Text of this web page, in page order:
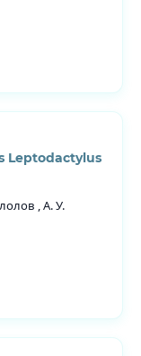
Leptodactylus
, А. У.